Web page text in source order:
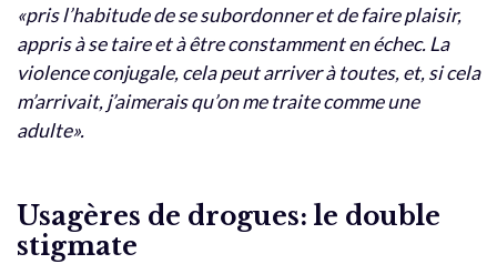
«pris l’habitude de se subordonner et de faire plaisir,
appris à se taire et à être constamment en échec. La
violence conjugale, cela peut arriver à toutes, et, si cela
m’arrivait, j’aimerais qu’on me traite comme une
adulte».
Usagères de drogues: le double
stigmate